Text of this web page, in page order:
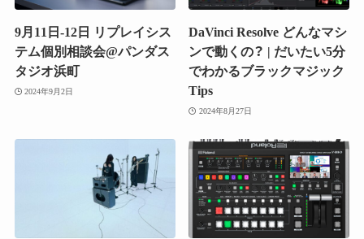
9月11日-12日 リプレイシス
テム個別相談会@パンダス
タジオ浜町
2024年9月2日
DaVinci Resolve どんなマシ
ンで動くの？ | だいたい5分
でわかるブラックマジック
Tips
2024年8月27日